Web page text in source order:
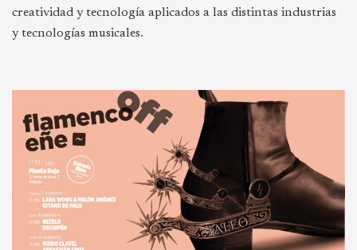
creatividad y tecnología aplicados a las distintas industrias
y tecnologías musicales.